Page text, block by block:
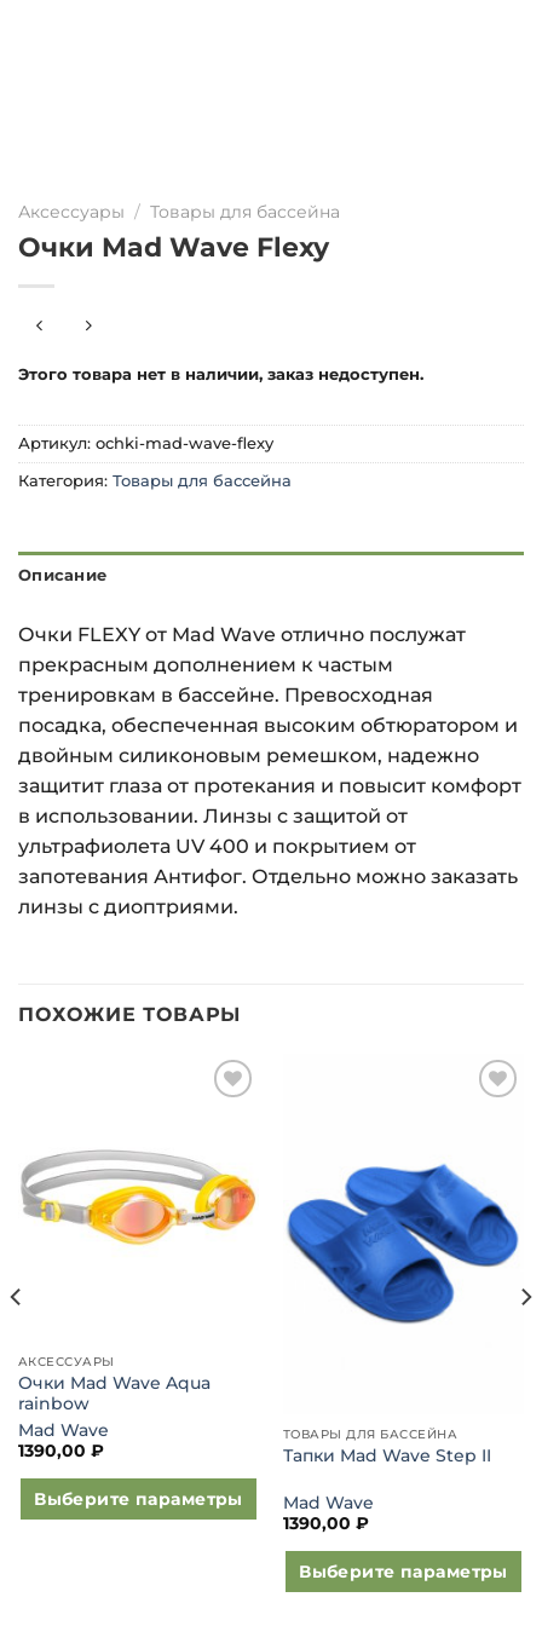
Аксессуары / Товары для бассейна
Очки Mad Wave Flexy
Этого товара нет в наличии, заказ недоступен.
Артикул: ochki-mad-wave-flexy
Категория: Товары для бассейна
Описание
Очки FLEXY от Mad Wave отлично послужат
прекрасным дополнением к частым
тренировкам в бассейне. Превосходная
посадка, обеспеченная высоким обтюратором и
двойным силиконовым ремешком, надежно
защитит глаза от протекания и повысит комфорт
в использовании. Линзы с защитой от
ультрафиолета UV 400 и покрытием от
запотевания Антифог. Отдельно можно заказать
линзы с диоптриями.
ПОХОЖИЕ ТОВАРЫ
АКСЕССУАРЫ
Очки Mad Wave Aqua
rainbow
Mad Wave
1390,00 ₽
Выберите параметры
ТОВАРЫ ДЛЯ БАССЕЙНА
Тапки Mad Wave Step II
Mad Wave
1390,00 ₽
Выберите параметры